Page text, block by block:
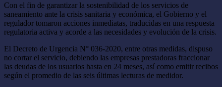
Con el fin de garantizar la sostenibilidad de los servicios de
saneamiento ante la crisis sanitaria y económica, el Gobierno y el
regulador tomaron acciones inmediatas, traducidas en una respuesta
regulatoria activa y acorde a las necesidades y evolución de la crisis.
El Decreto de Urgencia N° 036-2020, entre otras medidas, dispuso
no cortar el servicio, debiendo las empresas prestadoras fraccionar
las deudas de los usuarios hasta en 24 meses, así como emitir recibos
según el promedio de las seis últimas lecturas de medidor.